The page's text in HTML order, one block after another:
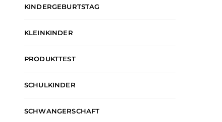
KLEINKINDER
SCHULKINDER
KINDERGEBURTSTAG
KLEINKINDER
PRODUKTTEST
SCHULKINDER
SCHWANGERSCHAFT